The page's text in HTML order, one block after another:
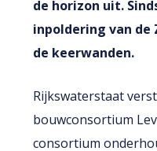
de horizon uit.
inpoldering van de
de keerwanden.
Rijkswaterstaat
bouwconsortium
consortium